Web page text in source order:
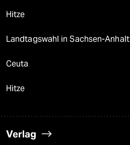
Hitze
Landtagswahl in Sachsen-Anhalt
Ceuta
Hitze
Verlag